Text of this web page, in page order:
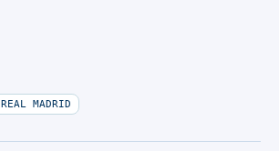
REAL MADRID